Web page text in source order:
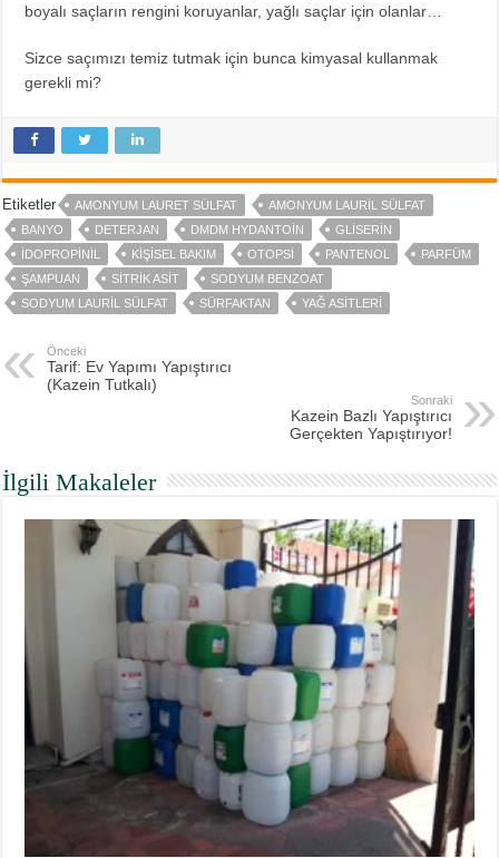
boyalı saçların rengini koruyanlar, yağlı saçlar için olanlar…
Sizce saçımızı temiz tutmak için bunca kimyasal kullanmak
gerekli mi?
Etiketler AMONYUM LAURET SÜLFAT
AMONYUM LAURIL SÜLFAT
BANYO
DETERJAN DMDM HYDANTOIN
GLISERIN
IDOPROPINIL
KIŞISEL BAKIM OTOPSI PANTENOL
PARFÜM
ŞAMPUAN
SITRIK ASIT
SODYUM BENZOAT
SODYUM LAURIL SÜLFAT
SÜRFAKTAN YAĞ ASITLERI
Önceki
Tarif: Ev Yapımı Yapıştırıcı
(Kazein Tutkalı)
Sonraki
Kazein Bazlı Yapıştırıcı
Gerçekten Yapıştırıyor!
İlgili Makaleler